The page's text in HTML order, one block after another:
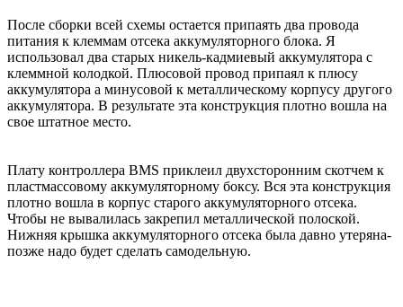
После сборки всей схемы остается припаять два провода
питания к клеммам отсека аккумуляторного блока. Я
использовал два старых никель-кадмиевый аккумулятора с
клеммной колодкой. Плюсовой провод припаял к плюсу
аккумулятора а минусовой к металлическому корпусу другого
аккумулятора. В результате эта конструкция плотно вошла на
свое штатное место.
Плату контроллера BMS приклеил двухсторонним скотчем к
пластмассовому аккумуляторному боксу. Вся эта конструкция
плотно вошла в корпус старого аккумуляторного отсека.
Чтобы не вывалилась закрепил металлической полоской.
Нижняя крышка аккумуляторного отсека была давно утеряна-
позже надо будет сделать самодельную.